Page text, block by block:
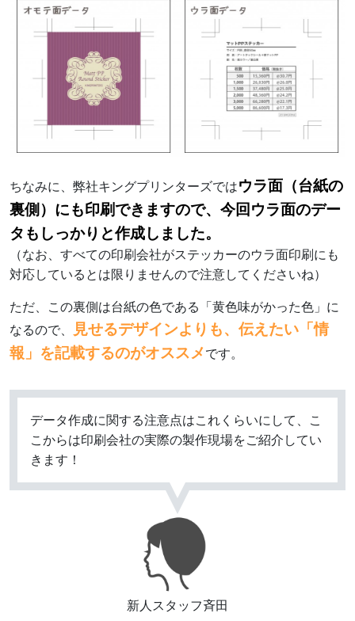
ちなみに、弊社キングプリンターズではウラ面（台紙の
裏側）にも印刷できますので、今回ウラ面のデー
タもしっかりと作成しました。
（なお、すべての印刷会社がステッカーのウラ面印刷にも
対応しているとは限りませんので注意してくださいね）
ただ、この裏側は台紙の色である「黄色味がかった色」に
なるので、
見せるデザインよりも、伝えたい「情
報」を記載するのがオススメです。
新人スタッフ斉田
データ作成に関する注意点はこれくらいにして、こ
こからは印刷会社の実際の製作現場をご紹介してい
きます！